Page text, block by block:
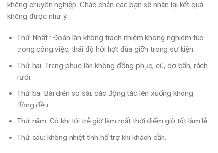
không chuyên nghiệp. Chắc chắn các bạn sẽ nhận lại kết quả
không được như ý.
Thứ Nhất : Đoàn lân không trách nhiệm không nghiêm túc
trong công việc, thái độ hời hợt đùa giỡn trong sự kiện.
Thứ hai: Trang phục lân không đồng phục, cũ, dơ bẩn, rách
rưới.
Thứ ba: Bài diễn sơ sài, các động tác lên xuống không
đồng đều.
Thứ năm: Có khi tới trễ giờ làm mất thời điểm giờ tốt làm lễ.
Thứ sáu: không nhiệt tình hổ trợ khi khách cần.